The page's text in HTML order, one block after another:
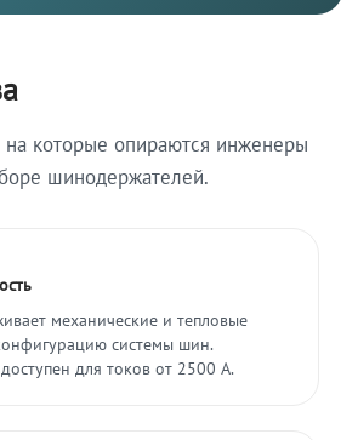
на которые опираются инженеры
шинодержателей.
механические и тепловые
системы шин.
для токов от 2500 А.